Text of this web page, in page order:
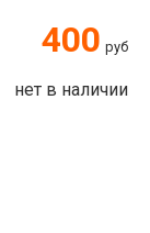
400 руб
нет в наличии